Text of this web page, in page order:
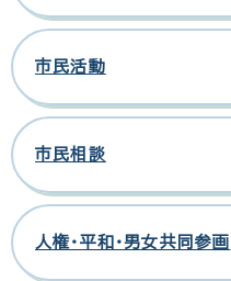
市民活動
市民相談
人権・平和・男女共同参画